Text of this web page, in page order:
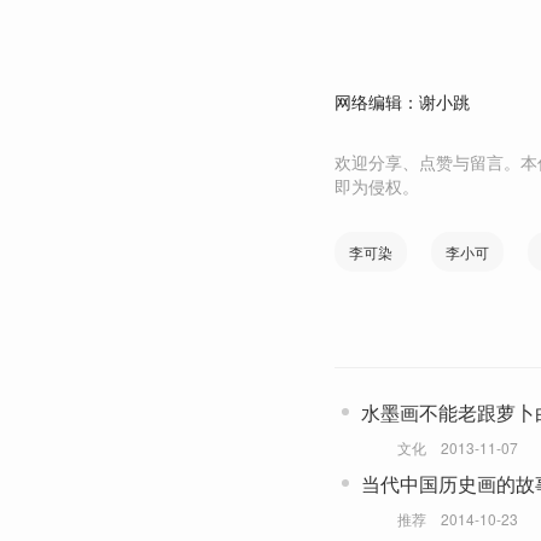
网络编辑：谢小跳
欢迎分享、点赞与留言。
即为侵权。
李可染 李小可
水墨画不能老跟萝
文化 2013-11-07
当代中国历史画的故
推荐 2014-10-23